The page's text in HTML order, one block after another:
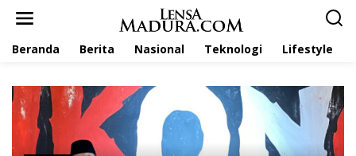
Beranda Berita Nasional Teknologi Lifestyle